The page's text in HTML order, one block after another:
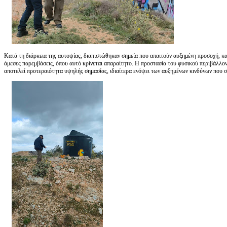
Κατά τη διάρκεια της αυτοψίας, διαπιστώθηκαν σημεία που απαιτούν αυξημένη προσοχή,
άμεσες παρεμβάσεις, όπου αυτό κρίνεται απαραίτητο. Η προστασία του φυσικού
αποτελεί προτεραιότητα υψηλής σημασίας, ιδιαίτερα ενόψει των αυξημένων κινδύνων που